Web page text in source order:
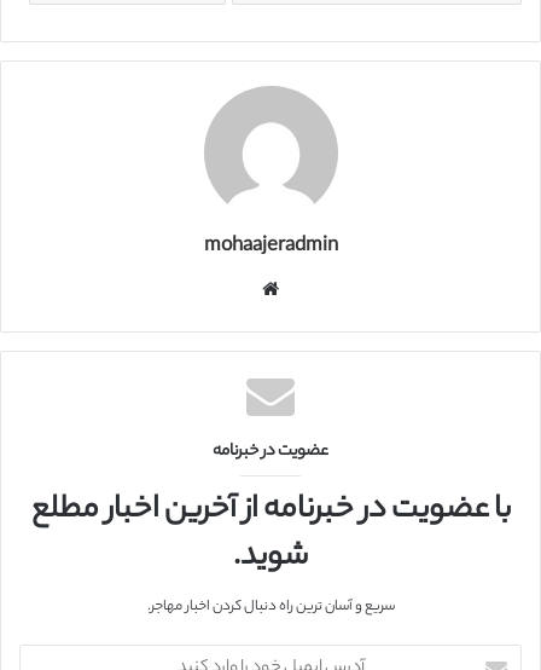
mohaajeradmin
س
ا
ی
عضویت در خبرنامه
با عضویت در خبرنامه از آخرین اخبار مطلع
شوید.
سریع و آسان ترین راه دنبال کردن اخبار مهاجر.